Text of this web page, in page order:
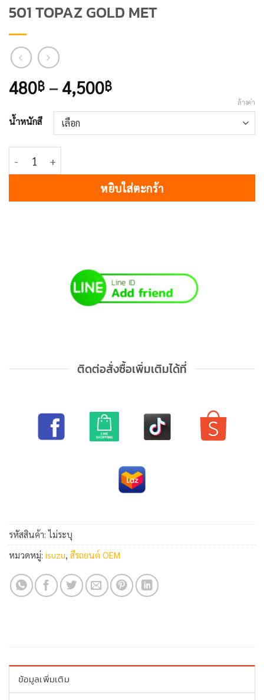
501 TOPAZ GOLD MET
480฿ – 4,500฿Price
through
น้ำหนักสี
ล้างค่า
หยิบใส่ตะกร้า
ติดต่อสั่งซื้อเพิ่มเติมได้ที่
รหัสสินค้า:ไม่ระบุ
หมวดหมู่: isuzu, สีรถยนต์ OEM
ข้อมูลเพิ่มเติม